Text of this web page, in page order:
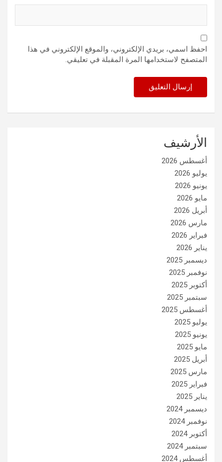
احفظ اسمي، بريدي الإلكتروني، والموقع الإلكتروني في هذا
المتصفح لاستخدامها المرة المقبلة في تعليقي.
الأرشيف
أغسطس 2026
يوليو 2026
يونيو 2026
مايو 2026
أبريل 2026
مارس 2026
فبراير 2026
يناير 2026
ديسمبر 2025
نوفمبر 2025
أكتوبر 2025
سبتمبر 2025
أغسطس 2025
يوليو 2025
يونيو 2025
مايو 2025
أبريل 2025
مارس 2025
فبراير 2025
يناير 2025
ديسمبر 2024
نوفمبر 2024
أكتوبر 2024
سبتمبر 2024
أغسطس 2024